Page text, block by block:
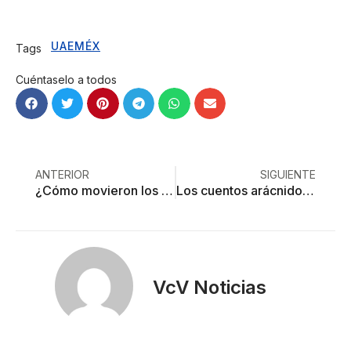
Tags UAEMÉX
Cuéntaselo a todos
ANTERIOR
¿Cómo movieron los templos de Ramsés II y Nefertari?
SIGUIENTE
Los cuentos arácnidos de Bere Reyal
VcV Noticias